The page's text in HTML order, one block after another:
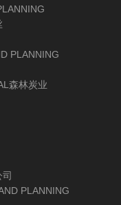
PLANNING
森林炭业
PLANNING